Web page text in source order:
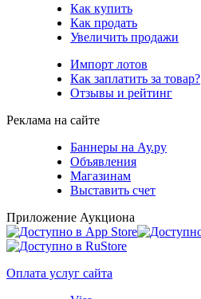
Как купить
Как продать
Увеличить продажи
Импорт лотов
Как заплатить за товар?
Отзывы и рейтинг
Реклама на сайте
Баннеры на Ау.ру
Объявления
Магазинам
Выставить счет
Приложение Аукциона
Оплата услуг сайта